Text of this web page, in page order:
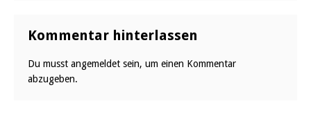
Kommentar hinterlassen
Du musst angemeldet sein, um einen Kommentar
abzugeben.